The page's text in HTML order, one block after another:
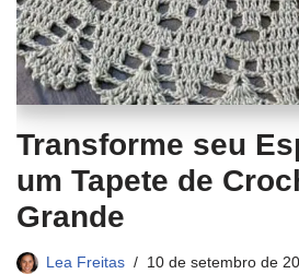
Transforme seu
um Tapete de
Grande
Lea Freitas 10 de setembro de